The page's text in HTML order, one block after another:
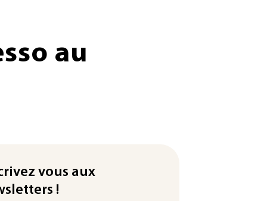
au
vous aux
!